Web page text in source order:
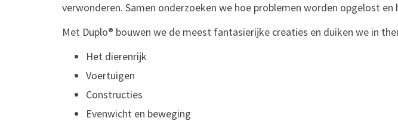
verwonderen. Samen onderzoeken we hoe problemen worden opgelost
Met Duplo® bouwen we de meest fantasierijke creaties en duiken we in
Het dierenrijk
Voertuigen
Constructies
Evenwicht en beweging